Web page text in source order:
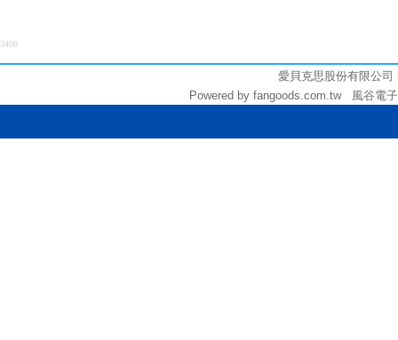
3400
愛貝克思股份有限公
Powered by fangoods.com.tw 風谷電子商